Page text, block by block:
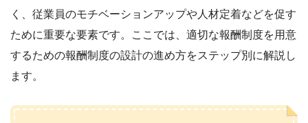
く、従業員のモチベーションアップや人材定着などを促す
ために重要な要素です。ここでは、適切な報酬制度を用意
するための報酬制度の設計の進め方をステップ別に解説し
ます。